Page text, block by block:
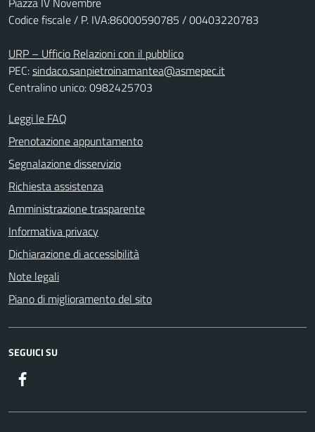
Codice fiscale / P. IVA:86000590785 / 00403220783
URP – Ufficio Relazioni con il pubblico
PEC:sindaco.sanpietroinamantea@asmepec.it
Centralino unico: 0982425703
Leggi le FAQ
Prenotazione appuntamento
Segnalazione disservizio
Richiesta assistenza
Amministrazione trasparente
Informativa privacy
Dichiarazione di accessibilità
Note legali
Piano di miglioramento del sito
SEGUICI SU